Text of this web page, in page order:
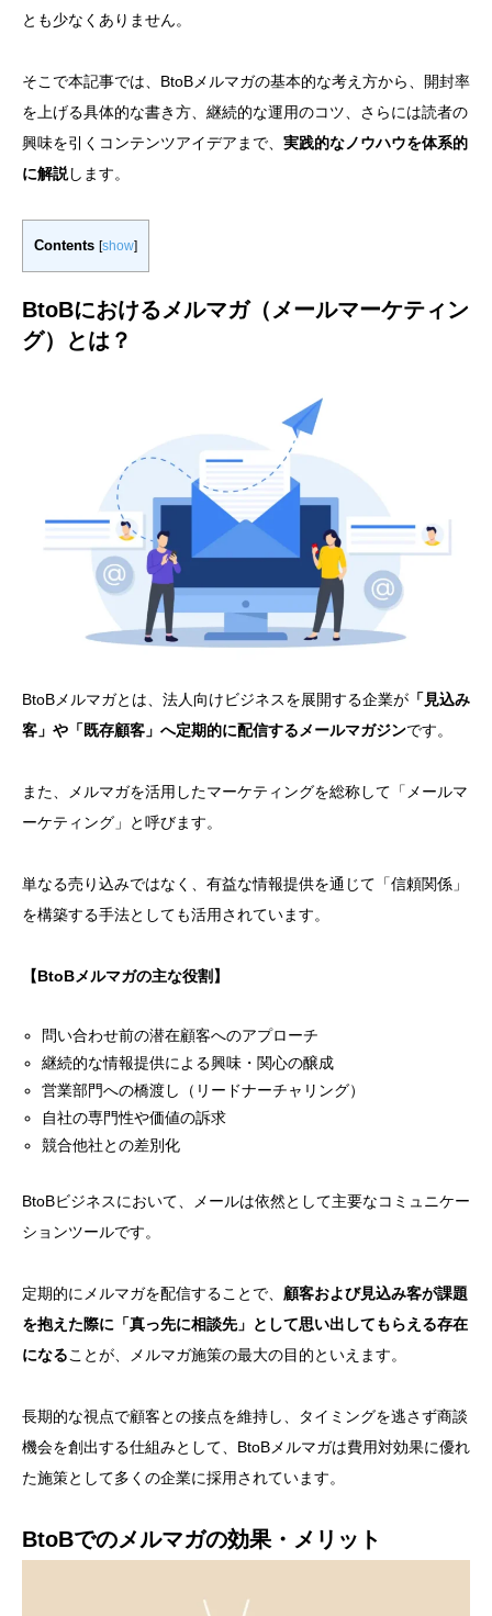
とも少なくありません。
そこで本記事では、BtoBメルマガの基本的な考え方から、開封率
を上げる具体的な書き方、継続的な運用のコツ、さらには読者の
興味を引くコンテンツアイデアまで、 実践的なノウハウを体系的
に解説します。
Contents [show]
BtoBにおけるメルマガ（メールマーケティン
グ）とは？
BtoBメルマガとは、法人向けビジネスを展開する企業が 「見込み
客」や「既存顧客」へ定期的に配信するメールマガジンです。
また、メルマガを活用したマーケティングを総称して「メールマ
ーケティング」と呼びます。
単なる売り込みではなく、有益な情報提供を通じて「信頼関係」
を構築する手法としても活用されています。
【BtoBメルマガの主な役割】
問い合わせ前の潜在顧客へのアプローチ
継続的な情報提供による興味・関心の醸成
営業部門への橋渡し（リードナーチャリング）
自社の専門性や価値の訴求
競合他社との差別化
BtoBビジネスにおいて、メールは依然として主要なコミュニケー
ションツールです。
定期的にメルマガを配信することで、 顧客および見込み客が課題
を抱えた際に「真っ先に相談先」として思い出してもらえる存在
になることが、メルマガ施策の最大の目的といえます。
長期的な視点で顧客との接点を維持し、タイミングを逃さず商談
機会を創出する仕組みとして、BtoBメルマガは費用対効果に優れ
た施策として多くの企業に採用されています。
BtoBでのメルマガの効果・メリット